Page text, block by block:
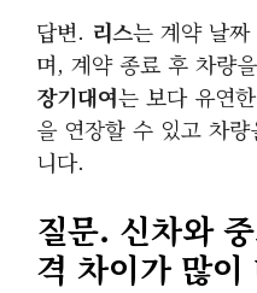
답변. 리스는 계약 날짜
며, 계약 종료 후 차량
장기대여는 보다 유연
을 연장할 수 있고 차
니다.
질문. 신차와
격 차이가 많이